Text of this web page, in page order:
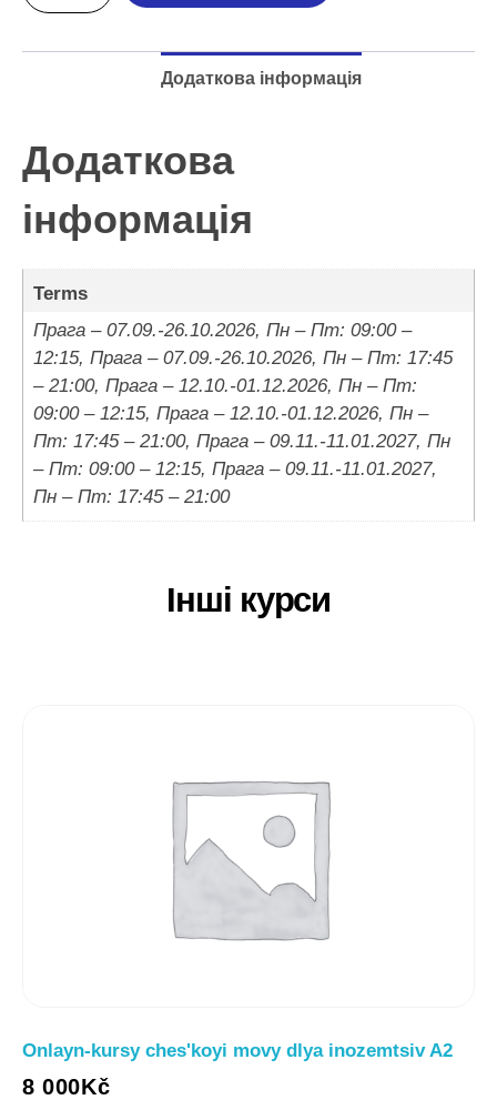
Додаткова інформація
Додаткова
інформація
Terms
Прага – 07.09.-26.10.2026, Пн – Пт: 09:00 –
12:15, Прага – 07.09.-26.10.2026, Пн – Пт: 17:45
– 21:00, Прага – 12.10.-01.12.2026, Пн – Пт:
09:00 – 12:15, Прага – 12.10.-01.12.2026, Пн –
Пт: 17:45 – 21:00, Прага – 09.11.-11.01.2027, Пн
– Пт: 09:00 – 12:15, Прага – 09.11.-11.01.2027,
Пн – Пт: 17:45 – 21:00
Інші курси
Onlayn-kursy chesʹkoyi movy dlya inozemtsiv A2
8 000Kč